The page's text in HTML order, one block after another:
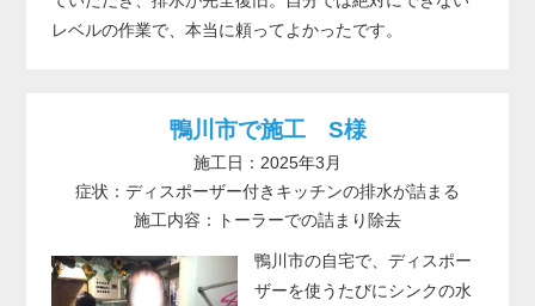
レベルの作業で、本当に頼ってよかったです。
鴨川市で施工 S様
施工日：2025年3月
症状：ディスポーザー付きキッチンの排水が詰まる
施工内容：トーラーでの詰まり除去
鴨川市の自宅で、ディスポー
ザーを使うたびにシンクの水